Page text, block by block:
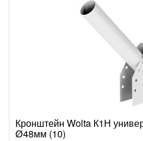
Кронштейн Wolta К1Н
Ø48мм (10)